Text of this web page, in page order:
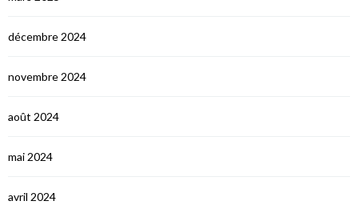
décembre 2024
novembre 2024
août 2024
mai 2024
avril 2024